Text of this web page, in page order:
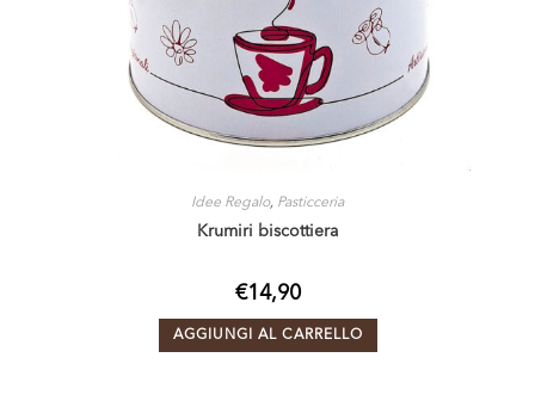
Idee Regalo, Pasticceria
Krumiri biscottiera
€14,90
AGGIUNGI AL CARRELLO